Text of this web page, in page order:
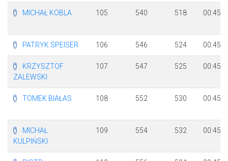
MICHAŁ KOBLA 105 540 518
PATRYK SPEISER 106 546 524
KRZYSZTOF
ZALEWSKI
107 547 525
TOMEK BIAŁAS 108 552 530
MICHAŁ
KULPIŃSKI
109 554 532